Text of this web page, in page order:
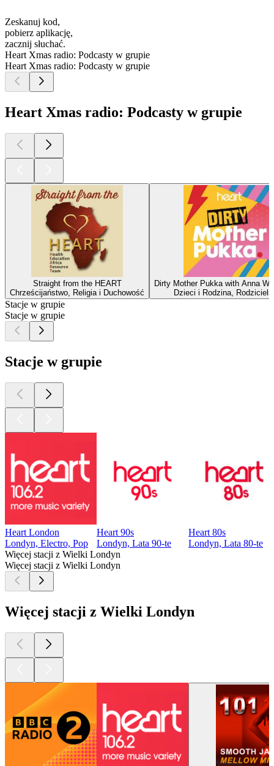
Zeskanuj kod,
pobierz aplikację,
zacznij słuchać.
Heart Xmas radio: Podcasty w grupie
Heart Xmas radio: Podcasty w grupie
Heart Xmas radio: Podcasty w grupie
Straight from the HEART
Chrześcijaństwo, Religia i Duchowość
Dirty Mother Pukka with Anna
Dzieci i Rodzina,
Stacje w grupie
Stacje w grupie
Stacje w grupie
Heart London
Londyn, Electro, Pop
Heart 90s
Londyn, Lata 90-te
Heart 80s
Londyn, Lata 80-te
Więcej stacji z Wielki Londyn
Więcej stacji z Wielki Londyn
Więcej stacji z Wielki Londyn